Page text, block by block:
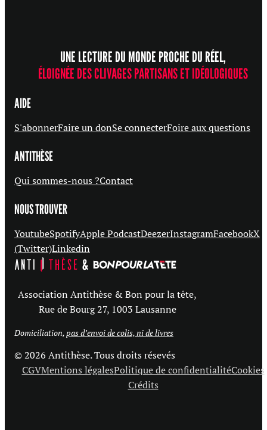
UNE LECTURE DU MONDE PROCHE DU RÉEL,
ÉLOIGNÉE DES CLIVAGES PARTISANS ET IDÉOLOGIQUES
AIDE
S'abonnerFaire un donSe connecterFoire aux questions
ANTITHÈSE
Qui sommes-nous ?Contact
NOUS TROUVER
YoutubeSpotifyApple PodcastDeezerInstagramFacebookX
(Twitter)Linkedin
Association Antithèse & Bon pour la tête,
Rue de Bourg 27, 1003 Lausanne
Domiciliation,pas d’envoi de colis, ni de livres
© 2026 Antithèse. Tous droits résevés
CGVMentions légalesPolitique de confidentialitéCookies
Crédits